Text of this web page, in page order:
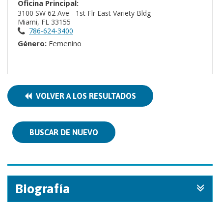
Oficina Principal:
3100 SW 62 Ave - 1st Flr East Variety Bldg
Miami, FL 33155
786-624-3400
Género: Femenino
VOLVER A LOS RESULTADOS
BUSCAR DE NUEVO
Biografía